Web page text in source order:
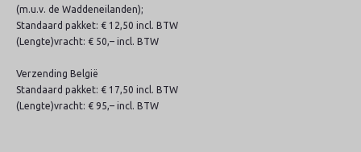
(m.u.v. de Waddeneilanden);
Standaard pakket: € 12,50 incl. BTW
(Lengte)vracht: € 50,– incl. BTW
Verzending België
Standaard pakket: € 17,50 incl. BTW
(Lengte)vracht: € 95,– incl. BTW